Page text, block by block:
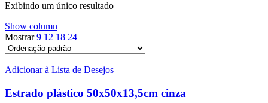
Exibindo um único resultado
Show column
Mostrar9 12 18 24
Adicionar à Lista de Desejos
Estrado plástico 50x50x13,5cm cinza